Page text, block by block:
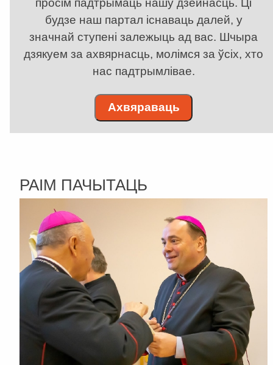
будзе наш партал існаваць далей, у
значнай ступені залежыць ад вас. Шчыра
дзякуем за ахвярнасць, молімся за ўсіх, хто
нас падтрымлівае.
Ахвяраваць
РАІМ ПАЧЫТАЦЬ